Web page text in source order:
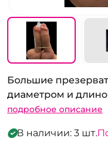
Большие
диаметром и
подробное описание
В наличии: 3 шт.